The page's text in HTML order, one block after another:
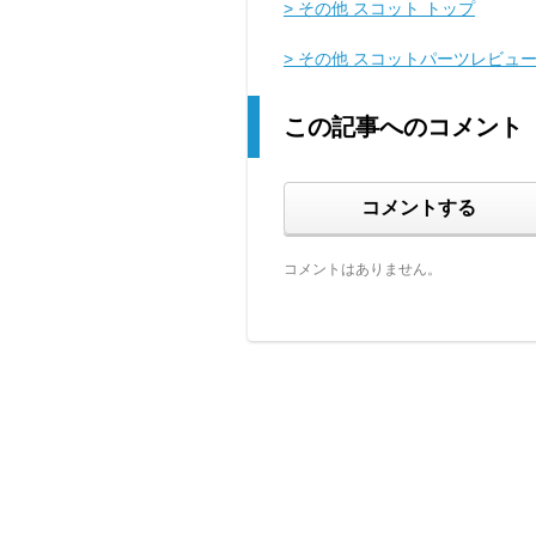
> その他 スコット トップ
> その他 スコットパーツレビュー
この記事へのコメント
コメントする
コメントはありません。